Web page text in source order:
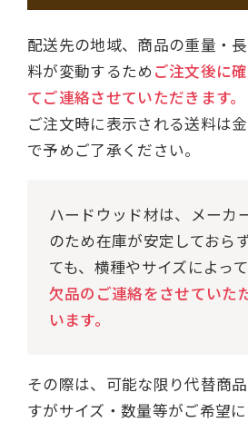
配送先の地域、商品の重量・
料が変動するため ご注文後に
てご連絡させていただきます。
ご注文時に表示される送料は
で予めご了承ください。
ハードウッド材は、メーカ
のため在庫が安定しておら
ても、横種やサイズによっ
欠品のご連絡をさせていた
います。
その際は、可能な限り代替商
すがサイズ・数量等がご希望